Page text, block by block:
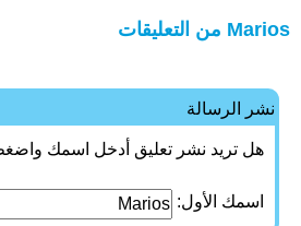
Marios من التعليقات
نشر الرسالة
هل تريد نشر تعليق أدخل اسمك
اسمك الأول: